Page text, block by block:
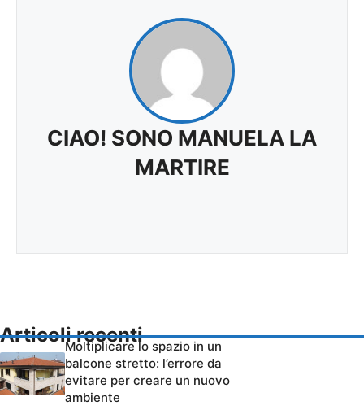
CIAO! SONO MANUELA LA
MARTIRE
Articoli recenti
Moltiplicare lo spazio in un
balcone stretto: l’errore da
evitare per creare un nuovo
ambiente